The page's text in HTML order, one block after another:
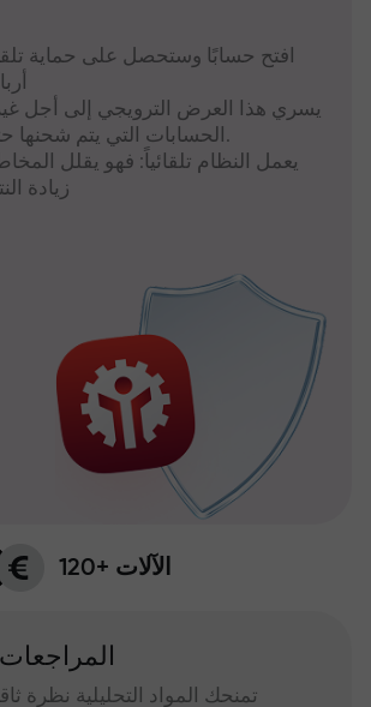
افتح حسابًا وستحصل على حماية
يسري هذا العرض الترويجي إلى أجل
الحسابات التي يتم شحنها حتى 31.08.2026.
يعمل النظام تلقائياً: فهو يقلل
زيادة
120+ الآلات
تمنحك المواد التحليلية نظرة